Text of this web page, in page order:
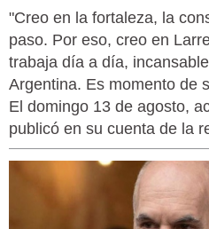
"Creo en la fortaleza, la
paso. Por eso, creo en
trabaja día a día,
Argentina. Es momento de
El domingo 13 de agosto,
publicó en su cuenta de la